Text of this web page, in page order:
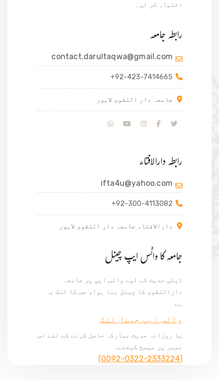
اختیار کر لی۔
رابطہ جامعہ
contact.darultaqwa@gmail.com
+92-423-7414665
جامعہ دار التقوی لاہور
رابطہ دارالافتاء
ifta4u@yahoo.com
+92-300-4113082
دارالافتاء جامعہ دار التقوی لاہور
جامعہ کا واٹس ایپ چینل
ڈیلی حدیث کے لیے واٹس ایپ پر جامعہ
دارالتقوی کا چینل بنا ہوا، جس کا لنک یہ
ہے
واٹس ایپ جینل لنک
یا روزانہ حدیث مبارکہ حاصل کرنے کے لئے اس
نمبر پر میسج کیجئے۔
(0092-0322-2333224)